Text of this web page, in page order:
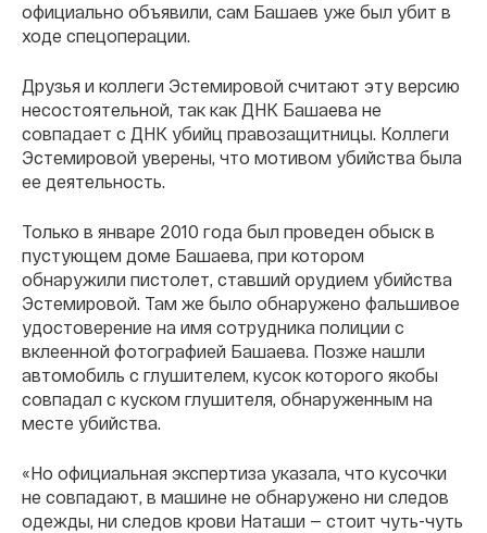
официально объявили, сам Башаев уже был убит в
ходе спецоперации.
Друзья и коллеги Эстемировой считают эту версию
несостоятельной, так как ДНК Башаева не
совпадает с ДНК убийц правозащитницы. Коллеги
Эстемировой уверены, что мотивом убийства была
ее деятельность.
Только в январе 2010 года был проведен обыск в
пустующем доме Башаева, при котором
обнаружили пистолет, ставший орудием убийства
Эстемировой. Там же было обнаружено фальшивое
удостоверение на имя сотрудника полиции с
вклеенной фотографией Башаева. Позже нашли
автомобиль с глушителем, кусок которого якобы
совпадал с куском глушителя, обнаруженным на
месте убийства.
«Но официальная экспертиза указала, что кусочки
не совпадают, в машине не обнаружено ни следов
одежды, ни следов крови Наташи — стоит чуть-чуть